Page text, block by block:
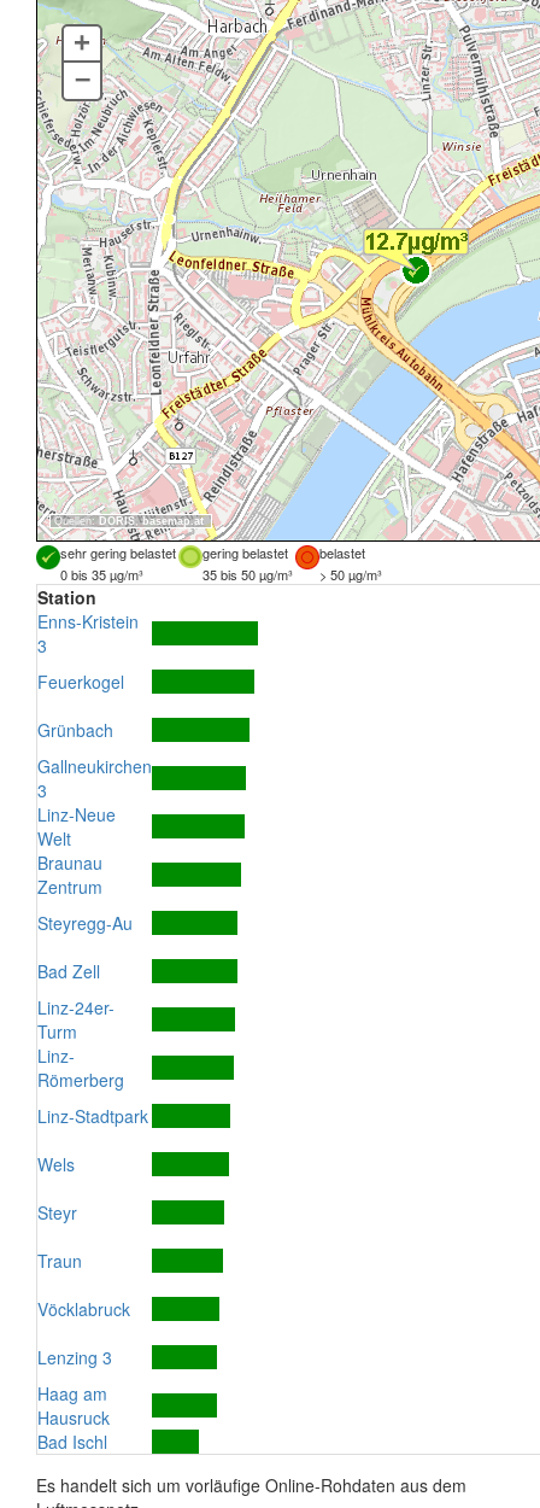
Quellen: DORIS,basemap.at
+
–
sehr gering belastet gering belastet
belastet
0 bis 35 µg/m³
35 bis 50 µg/m³ > 50 µg/m³
Station
Enns-Kristein
3
Feuerkogel
Grünbach
Gallneukirchen
3
Linz-Neue
Welt
Braunau
Zentrum
Steyregg-Au
Bad Zell
Linz-24er-
Turm
Linz-
Römerberg
Linz-Stadtpark
Wels
Steyr
Traun
Vöcklabruck
Lenzing 3
Haag am
Hausruck
Bad Ischl
Es handelt sich um vorläufige Online-Rohdaten aus dem